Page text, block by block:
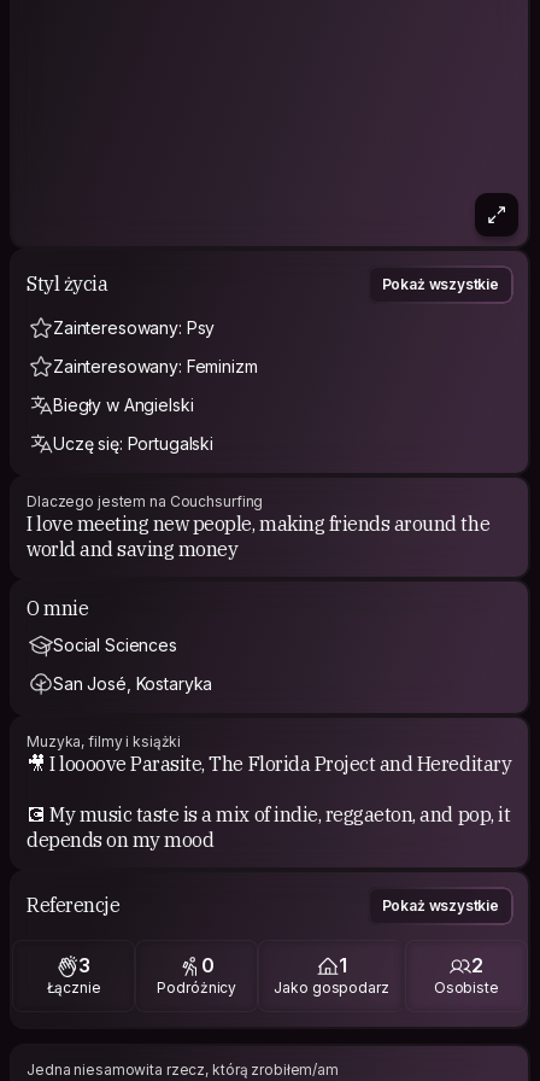
Styl życia Pokaż wszystkie
Zainteresowany: Psy
Zainteresowany: Feminizm
Biegły w Angielski
Uczę się: Portugalski
Dlaczego jestem na Couchsurfing
I love meeting new people, making friends around the
world and saving money
O mnie
Social Sciences
San José, Kostaryka
Muzyka, filmy i książki
🎥 I loooove Parasite, The Florida Project and Hereditary
💽 My music taste is a mix of indie, reggaeton, and pop, it
depends on my mood
Referencje Pokaż wszystkie
3
Łącznie
0
Podróżnicy
1
Jako gospodarz
2
Osobiste
Jedna niesamowita rzecz, którą zrobiłem/am